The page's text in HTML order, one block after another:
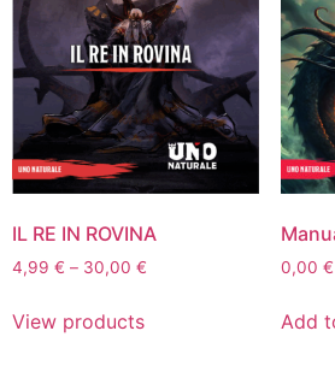
IL RE IN ROVINA
4,99 € – 30,00 €
View products
0,00 €
Add